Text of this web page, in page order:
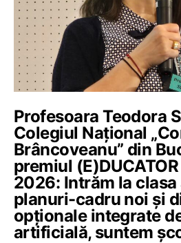
Profesoara Teodora
Colegiul Național
Brâncoveanu” din
premiul
2026: Intrăm la clasa
planuri-cadru noi și
opționale integrate
artificială, suntem